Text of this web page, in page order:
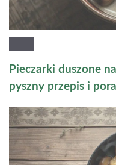
Pieczarki duszone
pyszny przepis i